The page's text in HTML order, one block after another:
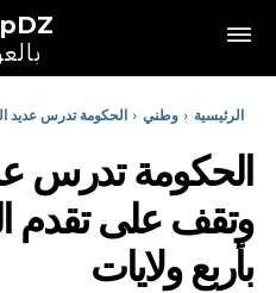
الرئيسية وطني
الحكومة تدرس عديد
الحكومة تدرس
وتقف على تقدم
بأربع ولايات